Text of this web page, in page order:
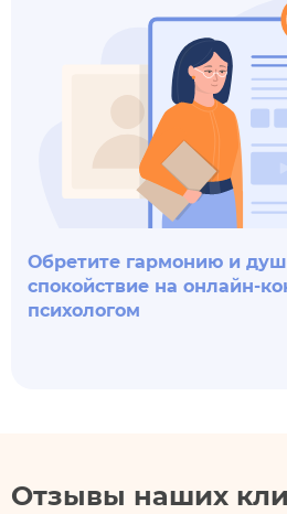
Обретите гармонию и
спокойствие на онлайн-
психологом
Отзывы наших